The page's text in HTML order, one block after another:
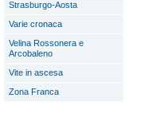
Strasburgo-Aosta
Varie cronaca
Velina Rossonera e
Arcobaleno
Vite in ascesa
Zona Franca